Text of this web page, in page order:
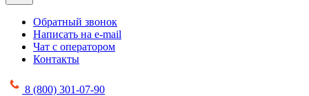
Обратный звонок
Написать на e-mail
Чат с оператором
Контакты
8 (800) 301-07-90